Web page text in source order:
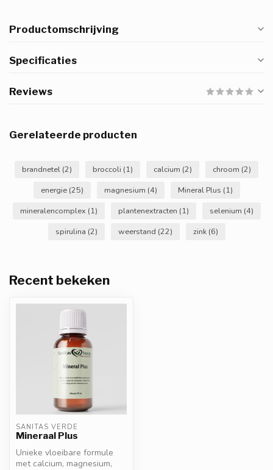
Productomschrijving
Specificaties
Reviews
Gerelateerde producten
brandnetel (2) broccoli (1) calcium (2) chroom (2)
energie (25) magnesium (4) Mineral Plus (1)
mineralencomplex (1) plantenextracten (1) selenium (4)
spirulina (2) weerstand (22) zink (6)
Recent bekeken
SANITAS VERDE
Mineraal Plus
Unieke vloeibare formule
met calcium, magnesium,